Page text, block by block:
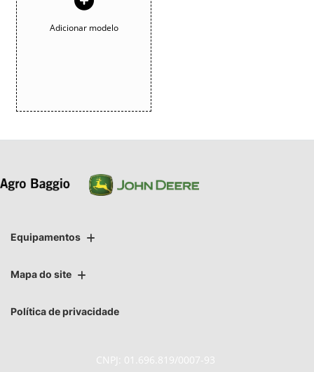
Adicionar modelo
Equipamentos
Mapa do site
Política de privacidade
CNPJ: 01.696.819/0007-93